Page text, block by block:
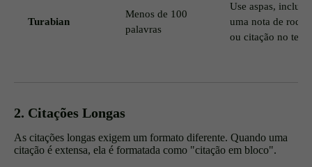
Turabian
Menos de 100
palavras
Use aspas,
uma nota de
ou citação no
2. Citações Longas
As citações longas exigem um formato diferente. Quando uma
citação é extensa, ela é formatada como "citação em bloco".